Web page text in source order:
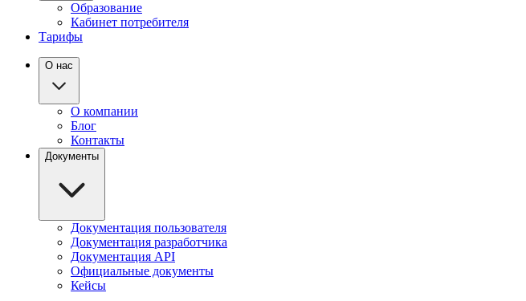
Образование
Кабинет потребителя
Тарифы
О нас
О компании
Блог
Контакты
Документы
Документация пользователя
Документация разработчика
Документация API
Официальные документы
Кейсы